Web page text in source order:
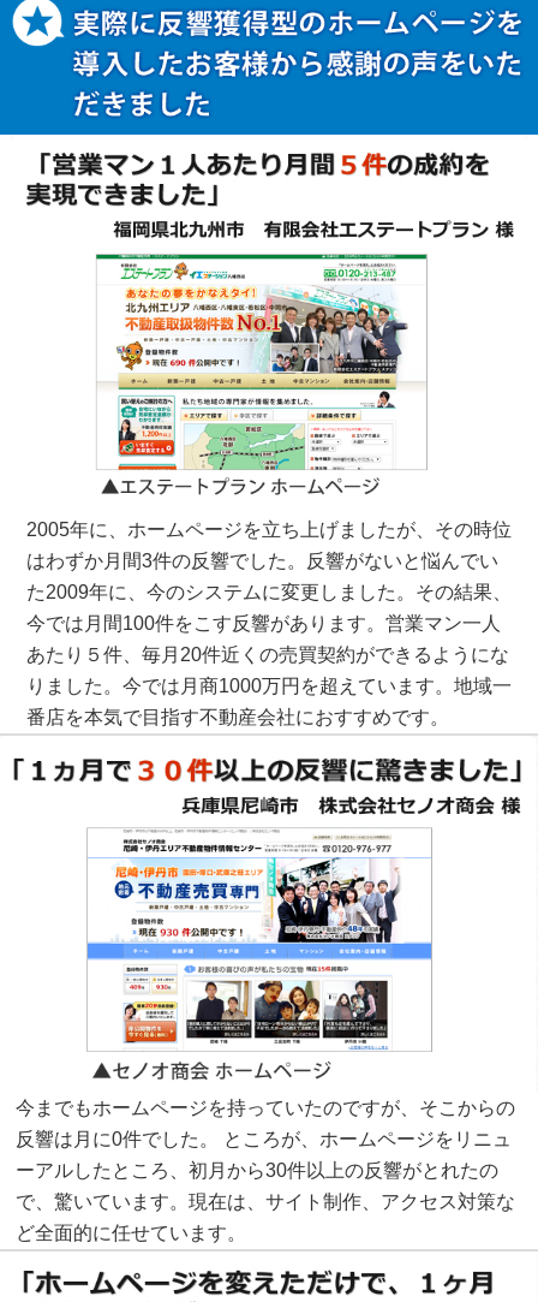
2005年に、ホームページを立ち上げましたが、その時位
はわずか月間3件の反響でした。反響がないと悩んでい
た2009年に、今のシステムに変更しました。その結果、
今では月間100件をこす反響があります。営業マン一人
あたり５件、毎月20件近くの売買契約ができるようにな
りました。今では月商1000万円を超えています。地域一
番店を本気で目指す不動産会社におすすめです。
今までもホームページを持っていたのですが、そこからの
反響は月に0件でした。 ところが、ホームページをリニュ
ーアルしたところ、初月から30件以上の反響がとれたの
で、驚いています。現在は、サイト制作、アクセス対策な
ど全面的に任せています。